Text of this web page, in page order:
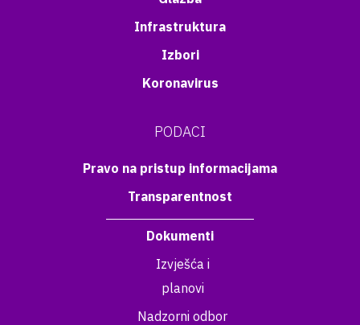
Infrastruktura
Izbori
Koronavirus
PODACI
Pravo na pristup informacijama
Transparentnost
Dokumenti
Izvješća i
planovi
Nadzorni odbor